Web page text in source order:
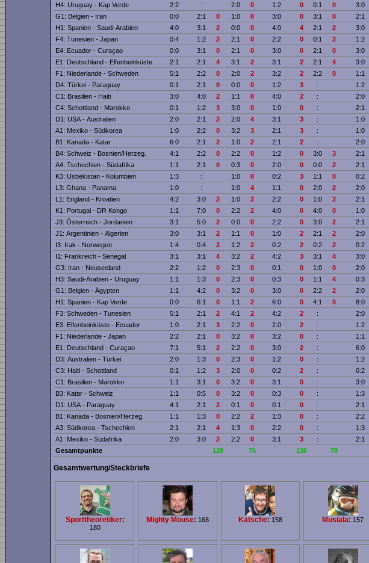
H4: Uruguay - Kap Verde
2:2 : 2:0 0 1:2 0 0:1 0 3:0
G1: Belgien - Iran
0:0 2:1 0 1:0 0 3:0 0 3:1 0 2:1
H1: Spanien - Saudi-Arabien
4:0 3:1 2 0:0 0 4:0 4 2:1 2 3:0
F4: Tunesien - Japan
0:4 1:2 2 2:1 0 2:2 0 0:1 2 1:2
E4: Ecuador - Curaçao
0:0 3:1 0 2:1 0 3:0 0 2:1 0 3:0
E1: Deutschland - Elfenbeinküste
2:1 2:1 4 3:1 2 3:1 2 2:1 4 3:0
F1: Niederlande - Schweden
5:1 2:2 0 2:0 2 3:2 2 2:2 0 1:1
D4: Türkei - Paraguay
0:1 2:1 0 0:0 0 1:2 3 : 1:2
C1: Brasilien - Haiti
3:0 4:0 2 1:1 0 4:0 2 : 2:0
C4: Schottland - Marokko
0:1 1:2 3 3:0 0 1:0 0 : 2:1
D1: USA - Australien
2:0 2:1 2 2:0 4 3:1 3 : 1:0
A1: Mexiko - Südkorea
1:0 2:2 0 3:2 3 2:1 3 : 1:0
B1: Kanada - Katar
6:0 2:1 2 1:0 2 2:1 2 : 2:0
B4: Schweiz - Bosnien/Herzeg.
4:1 2:2 0 2:2 0 1:2 0 3:0 3 2:1
A4: Tschechien - Südafrika
1:1 2:1 0 0:3 0 2:0 0 0:0 2 2:1
K3: Usbekistan - Kolumbien
1:3 : 1:0 0 0:2 3 1:1 0 0:2
L3: Ghana - Panama
1:0 : 1:0 4 1:1 0 2:0 2 2:0
L1: England - Kroatien
4:2 3:0 2 1:0 2 2:2 0 1:0 2 2:1
K1: Portugal - DR Kongo
1:1 7:0 0 2:2 2 4:0 0 4:0 0 1:0
J3: Österreich - Jordanien
3:1 5:0 2 0:0 0 2:2 0 3:0 2 2:1
J1: Argentinien - Algerien
3:0 3:1 2 1:1 0 1:0 2 2:1 2 2:0
I3: Irak - Norwegen
1:4 0:4 2 1:2 2 0:2 2 0:2 2 0:2
I1: Frankreich - Senegal
3:1 3:1 4 3:2 2 4:2 3 3:1 4 3:0
G3: Iran - Neuseeland
2:2 1:2 0 2:3 0 0:1 0 1:0 0 2:0
H3: Saudi-Arabien - Uruguay
1:1 1:3 0 2:3 0 0:3 0 1:1 4 0:3
G1: Belgien - Ägypten
1:1 4:2 0 3:2 0 3:0 0 2:2 2 2:0
H1: Spanien - Kap Verde
0:0 6:1 0 1:1 2 6:0 0 4:1 0 8:0
F3: Schweden - Tunesien
5:1 2:1 2 4:1 2 4:2 2 : 2:0
E3: Elfenbeinküste - Ecuador
1:0 2:1 3 2:2 0 2:0 2 : 1:2
F1: Niederlande - Japan
2:2 2:1 0 3:2 0 3:2 0 : 1:1
E1: Deutschland - Curaçao
7:1 5:1 2 2:2 0 3:0 2 : 6:0
D3: Australien - Türkei
2:0 1:3 0 2:3 0 1:2 0 : 1:2
C3: Haiti - Schottland
0:1 1:2 3 2:0 0 0:2 2 : 0:2
C1: Brasilien - Marokko
1:1 3:1 0 3:2 0 3:1 0 : 3:0
B3: Katar - Schweiz
1:1 0:5 0 3:2 0 0:3 0 : 1:3
D1: USA - Paraguay
4:1 2:1 2 0:1 0 0:1 0 : 2:1
B1: Kanada - Bosnien/Herzeg.
1:1 1:3 0 2:2 2 1:3 0 : 2:2
A3: Südkorea - Tschechien
2:1 2:1 4 1:3 0 2:2 0 : 1:3
A1: Mexiko - Südafrika
2:0 3:0 2 2:2 0 3:1 3 : 2:1
Gesamtpunkte
128 76 136 78
Gesamtwertung/Steckbriefe
Sporttheoretiker:
180
Mighty Mouse: 168 Katsche: 158 Musiala: 157